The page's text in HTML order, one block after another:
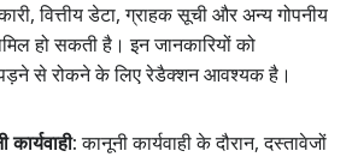
वित्तीय डेटा, ग्राहक सूची और अन्य गोपनीय
हो सकती है। इन जानकारियों को
पड़ने से रोकने के लिए रेडैक्शन आवश्यक है।
कानूनी कार्यवाही के दौरान, दस्तावेजों